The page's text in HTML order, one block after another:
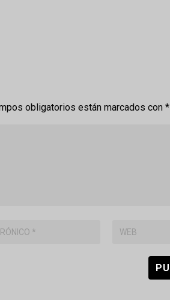
obligatorios están marcados con*